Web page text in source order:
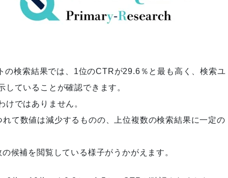
検索結果では、1位のCTRが29.6％と最も高く、検索ユ
ていることが確認できます。
ではありません。
て数値は減少するものの、上位複数の検索結果に一定の
候補を閲覧している様子がうかがえます。